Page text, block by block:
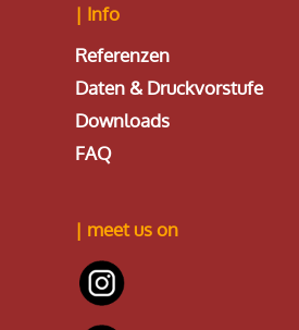
| Info
Referenzen
Daten & Druckvorstufe
Downloads
FAQ
| meet us on